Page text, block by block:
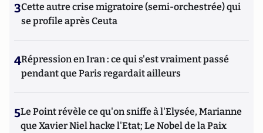
3Cette autre crise migratoire (semi-orchestrée) qui
se profile après Ceuta
4Répression en Iran : ce qui s'est vraiment passé
pendant que Paris regardait ailleurs
5Le Point révèle ce qu'on sniffe à l'Elysée, Marianne
que Xavier Niel hacke l'Etat; Le Nobel de la Paix